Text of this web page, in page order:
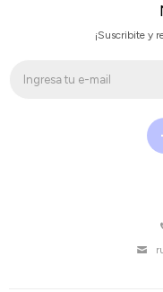
¡Suscribite y